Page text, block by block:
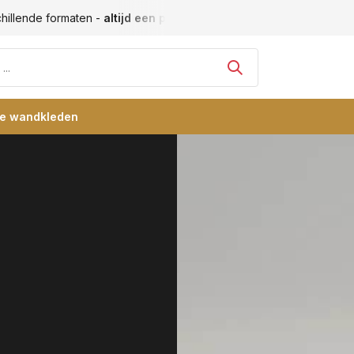
Vele blije klanten -klantbeoordeling 9+
wandkleden